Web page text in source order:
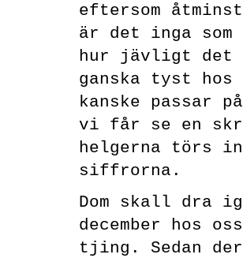
eftersom
är det inga
hur jävligt det
ganska tyst hos
kanske passar
vi får se en
helgerna törs
siffrorna.
Dom skall dra
december hos
tjing. Sedan